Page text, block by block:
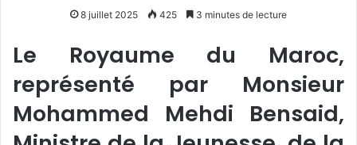
8 juillet 2025 425 3 minutes de lecture
Le Royaume du Maroc,
représenté par Monsieur
Mohammed Mehdi Bensaid,